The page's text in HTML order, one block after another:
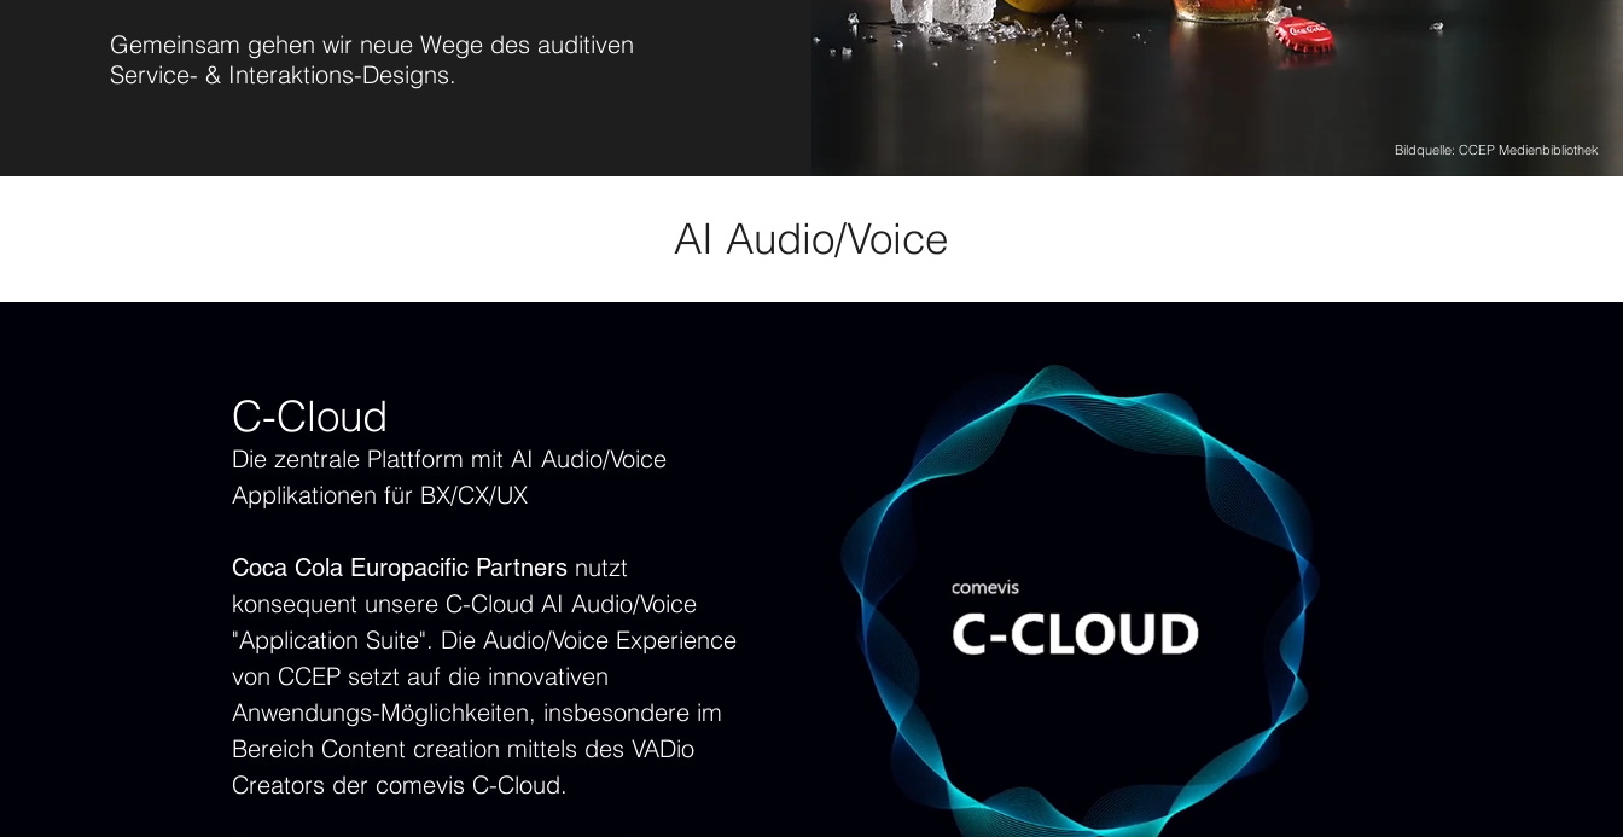
Gemeinsam gehen wir neue Wege des auditiven
Service- & Interaktions-Designs.
Bildquelle: CCEP Medienbibliothek
AI Audio/Voice
C-Cloud
Die zentrale Plattform mit AI Audio/Voice
Applikationen für BX/CX/UX
Coca Cola Europacific Partners nutzt
konsequent unsere C-Cloud AI Audio/Voice
"Application Suite". Die Audio/Voice Experience
von CCEP setzt auf die innovativen
Anwendungs-Möglichkeiten, insbesondere im
Bereich Content creation mittels des VADio
Creators der comevis C-Cloud.